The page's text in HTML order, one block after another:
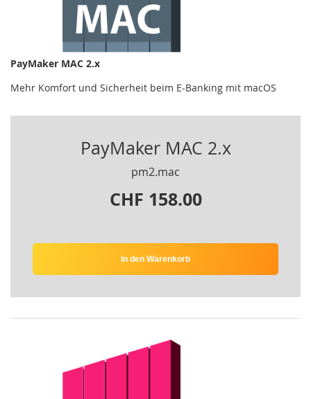
PayMaker MAC 2.x
Mehr Komfort und Sicherheit beim E-Banking mit macOS
PayMaker MAC 2.x
CHF 158.00
pm2.mac
In den Warenkorb